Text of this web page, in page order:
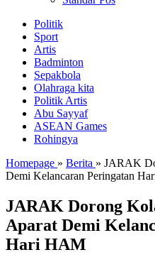
Politik
Sport
Artis
Badminton
Sepakbola
Olahraga kita
Politik Artis
Abu Sayyaf
ASEAN Games
Rohingya
Homepage » Berita » JARAK
Demi Kelancaran Peringatan
JARAK Dorong
Aparat Demi
Hari HAM